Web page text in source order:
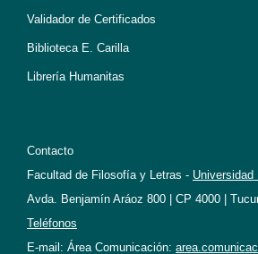
Validador de Certificados
Biblioteca E. Carilla
Librería Humanitas
Contacto
Facultad de Filosofía y Letras - Universidad
Avda. Benjamín Aráoz 800 | CP 4000 |
Teléfonos
E-mail: Área Comunicación: